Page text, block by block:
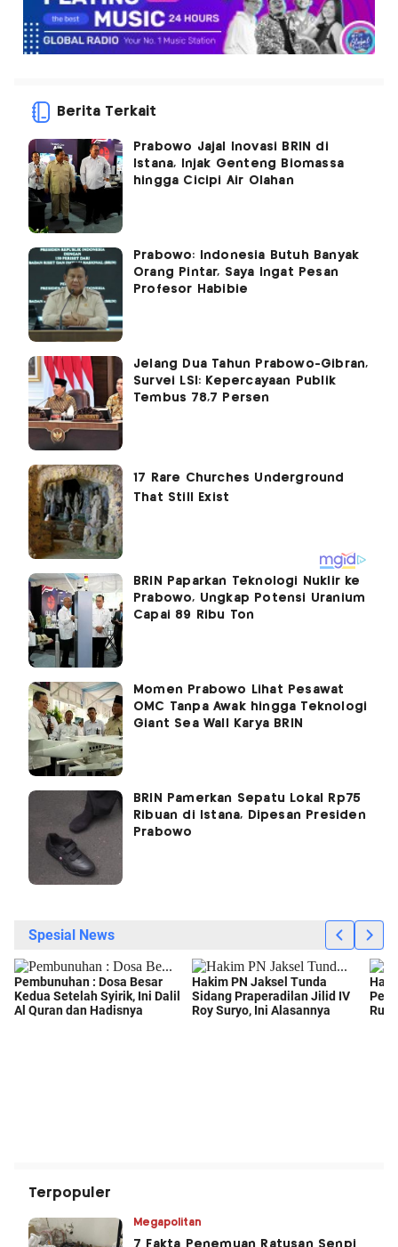
Berita Terkait
Prabowo Jajal Inovasi BRIN di
Istana, Injak Genteng Biomassa
hingga Cicipi Air Olahan
Prabowo: Indonesia Butuh Banyak
Orang Pintar, Saya Ingat Pesan
Profesor Habibie
Jelang Dua Tahun Prabowo-Gibran,
Survei LSI: Kepercayaan Publik
Tembus 78,7 Persen
BRIN Paparkan Teknologi Nuklir ke
Prabowo, Ungkap Potensi Uranium
Capai 89 Ribu Ton
Momen Prabowo Lihat Pesawat
OMC Tanpa Awak hingga Teknologi
Giant Sea Wall Karya BRIN
BRIN Pamerkan Sepatu Lokal Rp75
Ribuan di Istana, Dipesan Presiden
Prabowo
Terpopuler
Megapolitan